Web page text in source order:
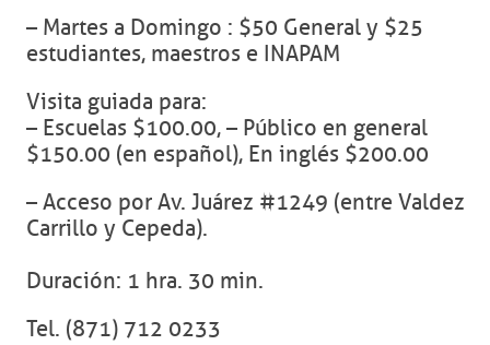
– Martes a Domingo : $50 General y $25
estudiantes, maestros e INAPAM
Visita guiada para:
– Escuelas $100.00, – Público en general
$150.00 (en español), En inglés $200.00
– Acceso por Av. Juárez #1249 (entre Valdez
Carrillo y Cepeda).
Duración: 1 hra. 30 min.
Tel. (871) 712 0233